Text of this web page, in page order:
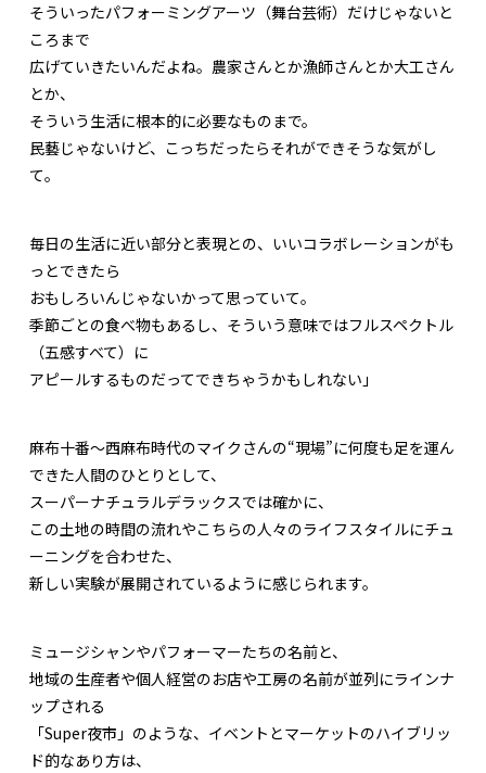
そういったパフォーミングアーツ（舞台芸術）だけじゃないと
ころまで
広げていきたいんだよね。農家さんとか漁師さんとか大工さん
とか、
そういう生活に根本的に必要なものまで。
民藝じゃないけど、こっちだったらそれができそうな気がし
て。
毎日の生活に近い部分と表現との、いいコラボレーションがも
っとできたら
おもしろいんじゃないかって思っていて。
季節ごとの食べ物もあるし、そういう意味ではフルスペクトル
（五感すべて）に
アピールするものだってできちゃうかもしれない」
麻布十番～西麻布時代のマイクさんの“現場”に何度も足を運ん
できた人間のひとりとして、
スーパーナチュラルデラックスでは確かに、
この土地の時間の流れやこちらの人々のライフスタイルにチュ
ーニングを合わせた、
新しい実験が展開されているように感じられます。
ミュージシャンやパフォーマーたちの名前と、
地域の生産者や個人経営のお店や工房の名前が並列にラインナ
ップされる
「Super夜市」のような、イベントとマーケットのハイブリッ
ド的なあり方は、